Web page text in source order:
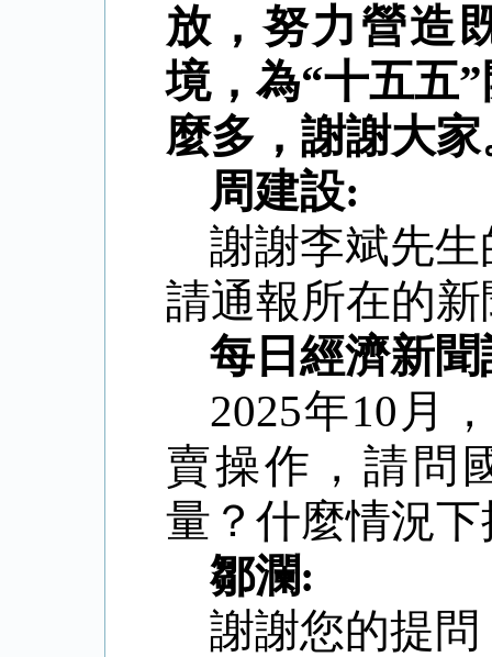
放，努力營造
境，為“十五五”
麼多，謝謝大家
周建設:
謝謝李斌先
請通報所在的
每日經濟新聞
2025年10 月
賣操作，請問
量？什麼情況
鄒瀾:
謝謝您的提